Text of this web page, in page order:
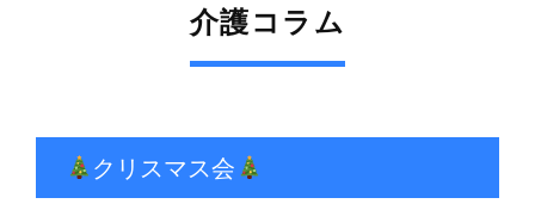
介護コラム
クリスマス会